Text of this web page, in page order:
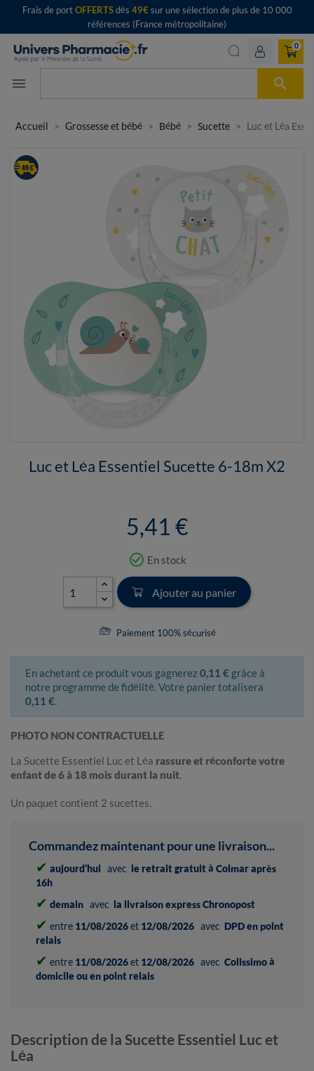
Frais de portOFFERTSdès 49€sur une sélection de plus de 10 000
références (France métropolitaine)
menu 
0
Accueil Grossesse et bébé Bébé Sucette Luc et Léa
Luc et Léa Essentiel Sucette 6-18m X2
5,41 €
check_circle_outline En stock
Ajouter au panier
Paiement 100% sécurisé
En achetant ce produit vous gagnerez0,11 € grâce à
notre programme de fidélité. Votre panier totalisera
0,11 €.
PHOTO NON CONTRACTUELLE
La Sucette Essentiel Luc et Léa rassure et réconforte votre
enfant de 6 à 18 mois durant la nuit.
Un paquet contient 2 sucettes.
Commandez maintenant pour une livraison...
✔ aujourd'hui avec le retrait gratuit à Colmar après
16h
✔ demain avec la livraison express Chronopost
✔ entre 11/08/2026et 12/08/2026 avec DPD en point
relais
✔ entre 11/08/2026et 12/08/2026 avec Colissimo à
domicile ou en point relais
Description de la Sucette Essentiel Luc et
Léa